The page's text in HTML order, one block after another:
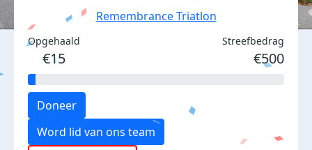
Remembrance Triatlon
Opgehaald
€15
Streefbedrag
€500
Doneer
Word lid van ons team